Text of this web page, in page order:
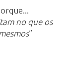
no que os
”